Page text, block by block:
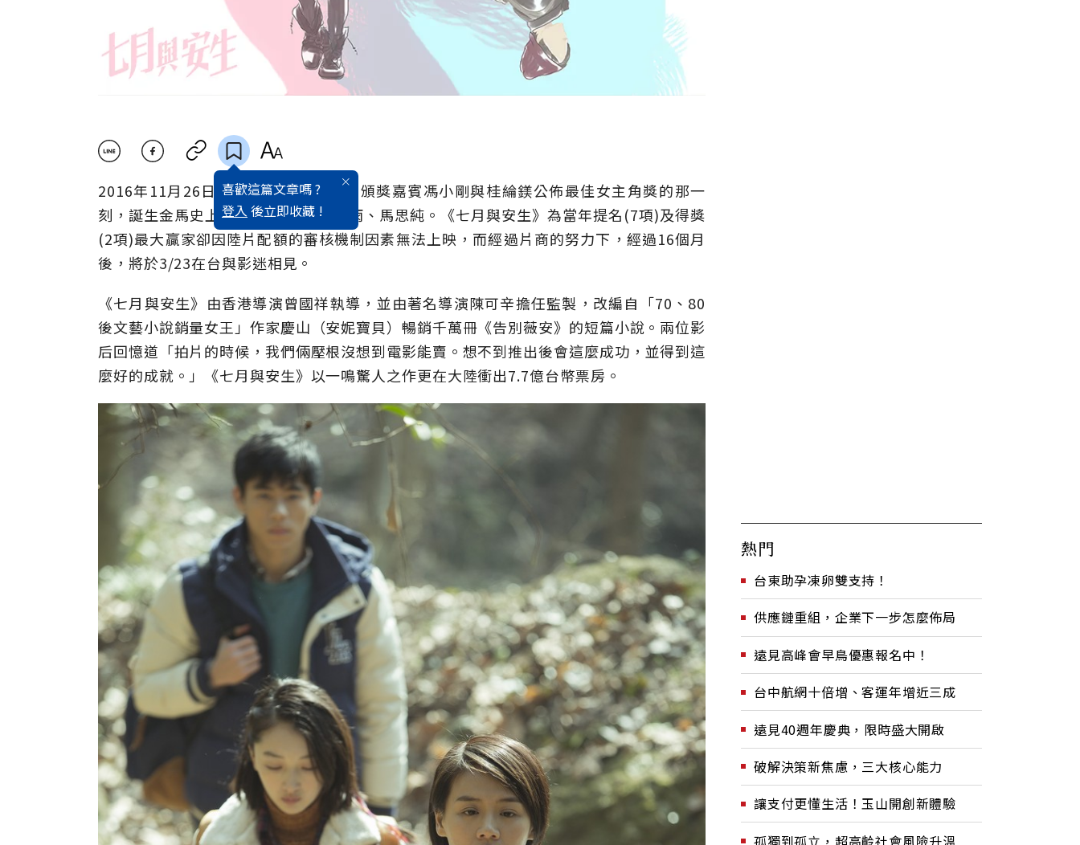
喜歡這篇文章嗎 ?
登入 後立即收藏 !
2016年11月26日，第53屆金馬獎上當頒獎嘉賓馮小剛與桂綸鎂公佈最佳女主角獎的那一
刻，誕生金馬史上唯一雙料影后-周冬雨、馬思純。《七月與安生》為當年提名(7項)及得獎
(2項)最大贏家卻因陸片配額的審核機制因素無法上映，而經過片商的努力下，經過16個月
後，將於3/23在台與影迷相見。
《七月與安生》由香港導演曾國祥執導，並由著名導演陳可辛擔任監製，改編自「70、80
後文藝小說銷量女王」作家慶山（安妮寶貝）暢銷千萬冊《告別薇安》的短篇小說。兩位影
后回憶道「拍片的時候，我們倆壓根沒想到電影能賣。想不到推出後會這麼成功，並得到這
麼好的成就。」《七月與安生》以一鳴驚人之作更在大陸衝出7.7億台幣票房。
熱門
台東助孕凍卵雙支持！
供應鏈重組，企業下一步怎麼佈局
遠見高峰會早鳥優惠報名中！
台中航網十倍增、客運年增近三成
遠見40週年慶典，限時盛大開啟
破解決策新焦慮，三大核心能力
讓支付更懂生活！玉山開創新體驗
孤獨到孤立，超高齡社會風險升溫